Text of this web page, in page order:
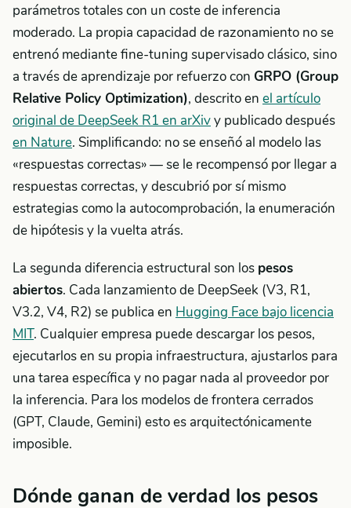
parámetros totales con un coste de inferencia
moderado. La propia capacidad de razonamiento no se
entrenó mediante fine-tuning supervisado clásico, sino
a través de aprendizaje por refuerzo con GRPO (Group
Relative Policy Optimization), descrito en el artículo
original de DeepSeek R1 en arXivy publicado después
en Nature. Simplificando: no se enseñó al modelo las
«respuestas correctas» — se le recompensó por llegar a
respuestas correctas, y descubrió por sí mismo
estrategias como la autocomprobación, la enumeración
de hipótesis y la vuelta atrás.
La segunda diferencia estructural son los pesos
abiertos. Cada lanzamiento de DeepSeek (V3, R1,
V3.2, V4, R2) se publica en Hugging Face bajo licencia
MIT. Cualquier empresa puede descargar los pesos,
ejecutarlos en su propia infraestructura, ajustarlos para
una tarea específica y no pagar nada al proveedor por
la inferencia. Para los modelos de frontera cerrados
(GPT, Claude, Gemini) esto es arquitectónicamente
imposible.
Dónde ganan de verdad los pesos